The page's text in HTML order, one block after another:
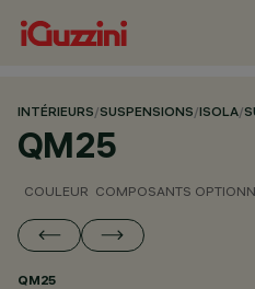
INTÉRIEURS/SUSPENSIONS/ISOLA/
QM25
COULEUR COMPOSANTS
QM25